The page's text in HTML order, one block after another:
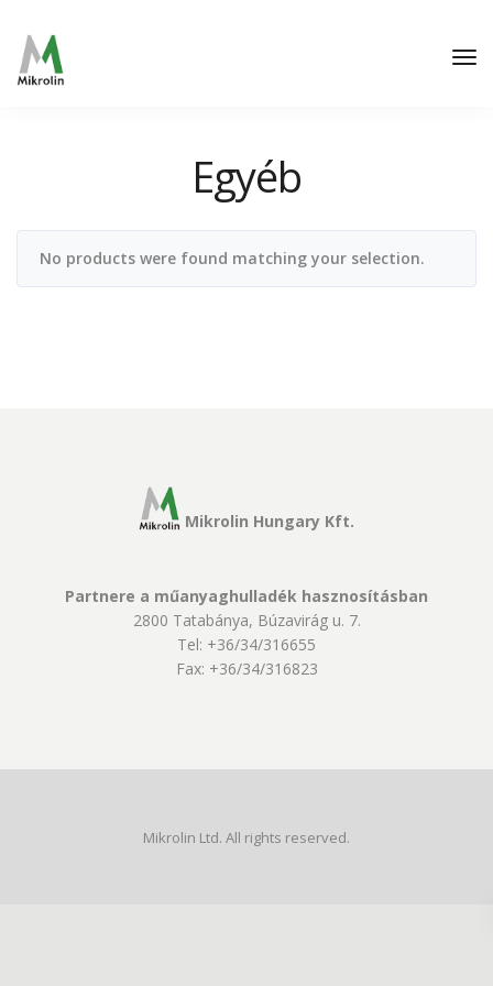
Egyéb
No products were found matching your selection.
Mikrolin Hungary Kft.
Partnere a műanyaghulladék hasznosításban
2800 Tatabánya, Búzavirág u. 7.
Tel: +36/34/316655
Fax: +36/34/316823
Mikrolin Ltd. All rights reserved.